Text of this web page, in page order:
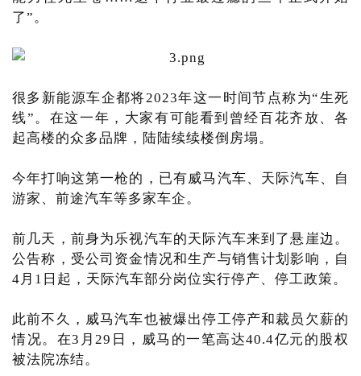
了”。
很多新能源车企都将2023年这一时间节点称为“生死
线”。在这一年，大家有可能看到曾经百花齐放、各
起高楼的众多品牌，陆陆续续楼倒房塌。
今年打响这第一枪的，已有威马汽车、天际汽车、自
游家、前途汽车等多家车企。
前几天，前身为乐视汽车的天际汽车来到了悬崖边。
公告称，受公司资金情况和生产与销售计划影响，自
4月1日起，天际汽车部分岗位实行停产、停工政策。
此前不久，威马汽车也被爆出停工停产和裁员欠薪的
情况。在3月29日，威马的一笔高达40.4亿元的股权
被法院冻结。